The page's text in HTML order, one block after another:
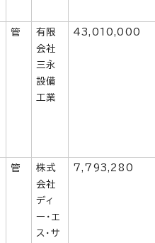
管
有限
会社
三永
設備
工業
43,010,000
管
株式
会社
ディ
ー・エ
ス・サ
7,793,280